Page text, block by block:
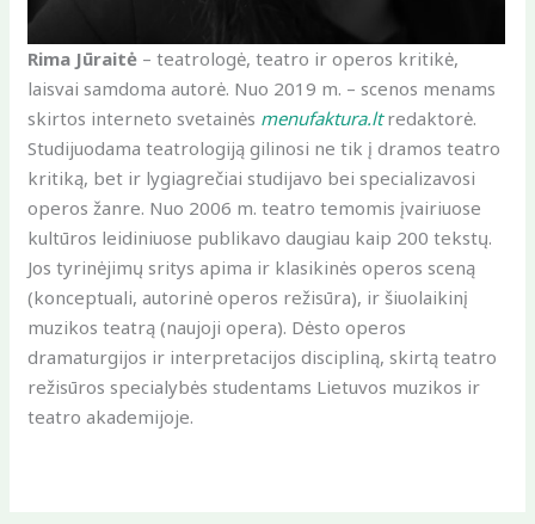
Rima Jūraitė – teatrologė, teatro ir operos kritikė,
laisvai samdoma autorė. Nuo 2019 m. – scenos menams
skirtos interneto svetainės menufaktura.ltredaktorė.
Studijuodama teatrologiją gilinosi ne tik į dramos teatro
kritiką, bet ir lygiagrečiai studijavo bei specializavosi
operos žanre. Nuo 2006 m. teatro temomis įvairiuose
kultūros leidiniuose publikavo daugiau kaip 200 tekstų.
Jos tyrinėjimų sritys apima ir klasikinės operos sceną
(konceptuali, autorinė operos režisūra), ir šiuolaikinį
muzikos teatrą (naujoji opera). Dėsto operos
dramaturgijos ir interpretacijos discipliną, skirtą teatro
režisūros specialybės studentams Lietuvos muzikos ir
teatro akademijoje.